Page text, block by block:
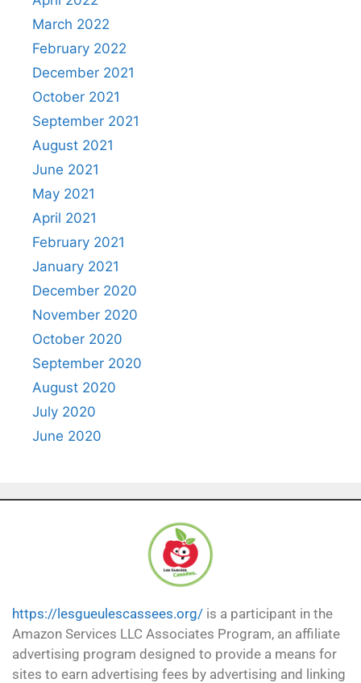
March 2022
February 2022
December 2021
October 2021
September 2021
August 2021
June 2021
May 2021
April 2021
February 2021
January 2021
December 2020
November 2020
October 2020
September 2020
August 2020
July 2020
June 2020
https://lesgueulescassees.org/ is a participant in the
Amazon Services LLC Associates Program, an affiliate
advertising program designed to provide a means for
sites to earn advertising fees by advertising and linking